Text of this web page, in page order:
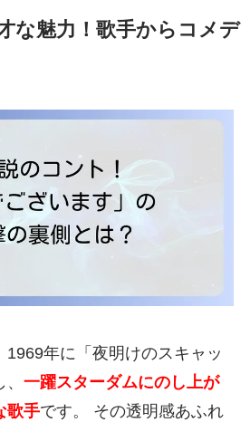
な魅力！歌手からコメデ
1969年に「夜明けのスキャッ
一躍スターダムにのし上が
歌手です。 その透明感あふれ